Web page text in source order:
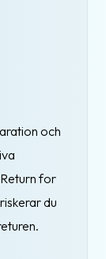
och
for
du